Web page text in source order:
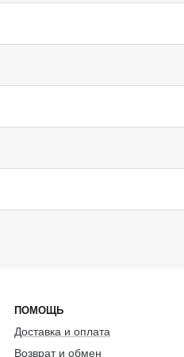
ПОМОЩЬ
Доставка и оплата
Возврат и обмен